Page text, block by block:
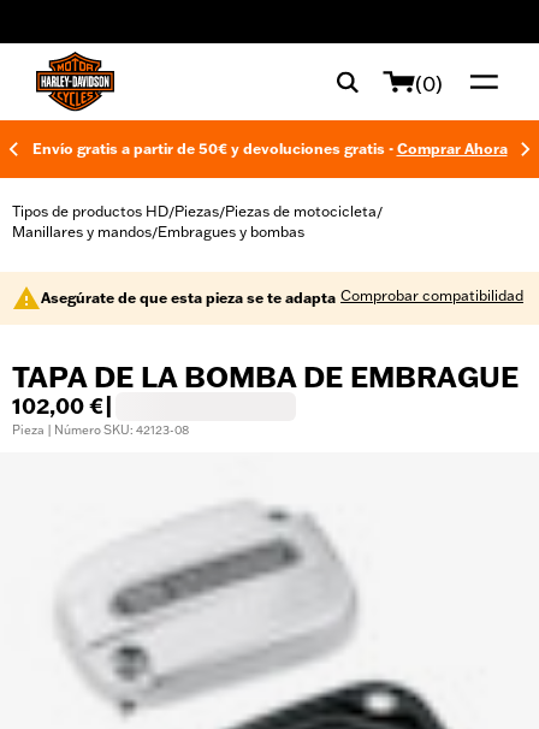
(0)
Envío gratis a partir de 50€ y devoluciones gratis - Comprar Ahora
Tipos de productos HD/Piezas/Piezas de motocicleta/
Manillares y mandos/Embragues y bombas
Asegúrate de que esta pieza se te adapta Comprobar compatibilidad
TAPA DE LA BOMBA DE EMBRAGUE
102,00 €
Pieza | Número SKU: 42123-08